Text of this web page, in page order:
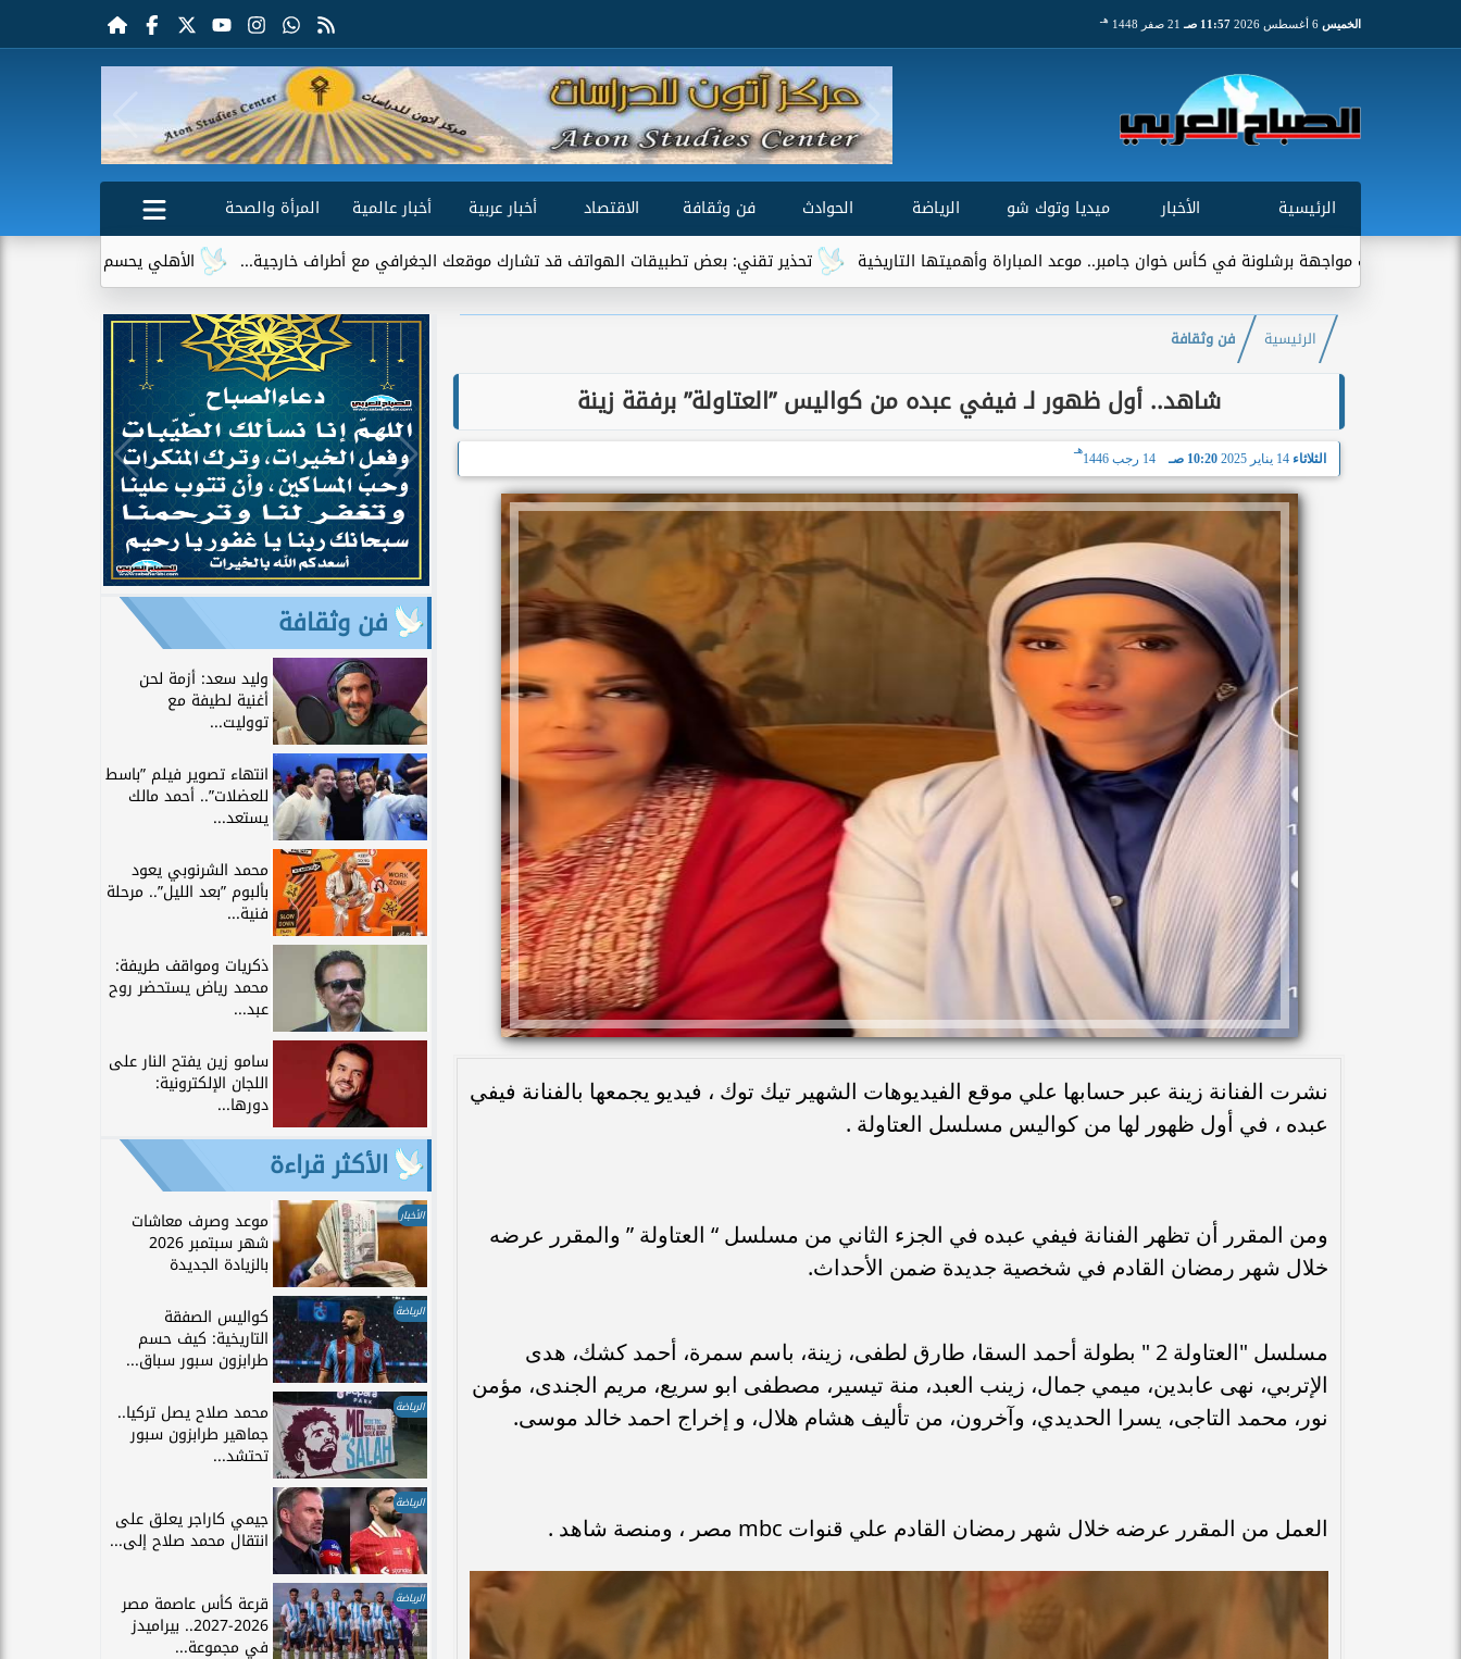
الخميس 11:57 صـ 21 صفر 1448 هـ
الرئيسية الأخبار ميديا وتوك شو الرياضة الحوادث فن وثقافة الاقتصاد أخبار عربية أخبار عالمية
المرأة والصحة
الأهلي يحسم الجدل حول إمام عاشور.. لا عروض
تحذير تقني: بعض تطبيقات الهواتف قد تشارك موقعك الجغرافي مع أطراف خارجية... برشلونة في كأس خوان جامبر.. موعد المباراة وأهميتها التاريخية
الرئيسية فن وثقافة
شاهد.. أول ظهور لـ فيفي عبده من كواليس ”العتاولة” برفقة زينة
الثلاثاء 14 يناير 2025 10:20 صـ 14 رجب 1446
هـ
نشرت الفنانة زينة عبر حسابها علي موقع الفيديوهات الشهير تيك توك ، فيديو يجمعها بالفنانة فيفي
عبده ، في أول ظهور لها من كواليس مسلسل العتاولة .
ومن المقرر أن تظهر الفنانة فيفي عبده في الجزء الثاني من مسلسل “ العتاولة ” والمقرر عرضه
خلال شهر رمضان القادم في شخصية جديدة ضمن الأحداث.
مسلسل "العتاولة 2 " بطولة أحمد السقا، طارق لطفى، زينة، باسم سمرة، أحمد كشك، هدى
الإتربي، نهى عابدين، ميمي جمال، زينب العبد، منة تيسير، مصطفى ابو سريع، مريم الجندى، مؤمن
نور، محمد التاجى، يسرا الحديدي، وآخرون، من تأليف هشام هلال، و إخراج احمد خالد موسى.
العمل من المقرر عرضه خلال شهر رمضان القادم علي قنوات mbc مصر ، ومنصة شاهد .
فن وثقافة
وليد سعد: أزمة لحن
أغنية لطيفة مع
تووليت...
انتهاء تصوير فيلم ”باسط
للعضلات”.. أحمد مالك
يستعد...
محمد الشرنوبي يعود
بألبوم ”بعد الليل”.. مرحلة
فنية...
ذكريات ومواقف طريفة:
محمد رياض يستحضر روح
عبد...
سامو زين يفتح النار على
اللجان الإلكترونية:
دورها...
الأكثر قراءة
الأخبار موعد وصرف معاشات
شهر سبتمبر 2026
بالزيادة الجديدة
الرياضة كواليس الصفقة
التاريخية: كيف حسم
طرابزون سبور سباق...
الرياضة محمد صلاح يصل تركيا..
جماهير طرابزون سبور
تحتشد...
الرياضة
جيمي كاراجر يعلق على
انتقال محمد صلاح إلى...
الرياضة قرعة كأس عاصمة مصر
2026-2027.. بيراميدز
في مجموعة...